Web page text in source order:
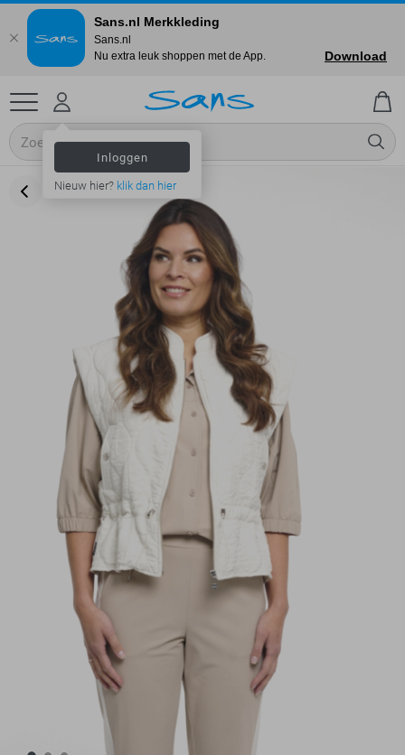
Inloggen
Nieuw hier? klik dan hier
Sans.nl Merkkleding
Sans.nl
Nu extra leuk shoppen met de App.
Download